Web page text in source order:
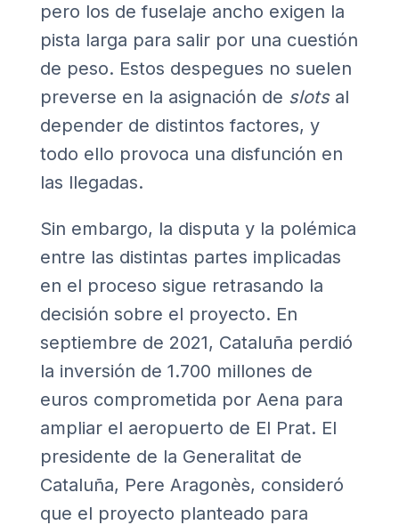
pero los de fuselaje ancho exigen la
pista larga para salir por una cuestión
de peso. Estos despegues no suelen
preverse en la asignación de slotsal
depender de distintos factores, y
todo ello provoca una disfunción en
las llegadas.
Sin embargo, la disputa y la polémica
entre las distintas partes implicadas
en el proceso sigue retrasando la
decisión sobre el proyecto. En
septiembre de 2021, Cataluña perdió
la inversión de 1.700 millones de
euros comprometida por Aena para
ampliar el aeropuerto de El Prat. El
presidente de la Generalitat de
Cataluña, Pere Aragonès, consideró
que el proyecto planteado para